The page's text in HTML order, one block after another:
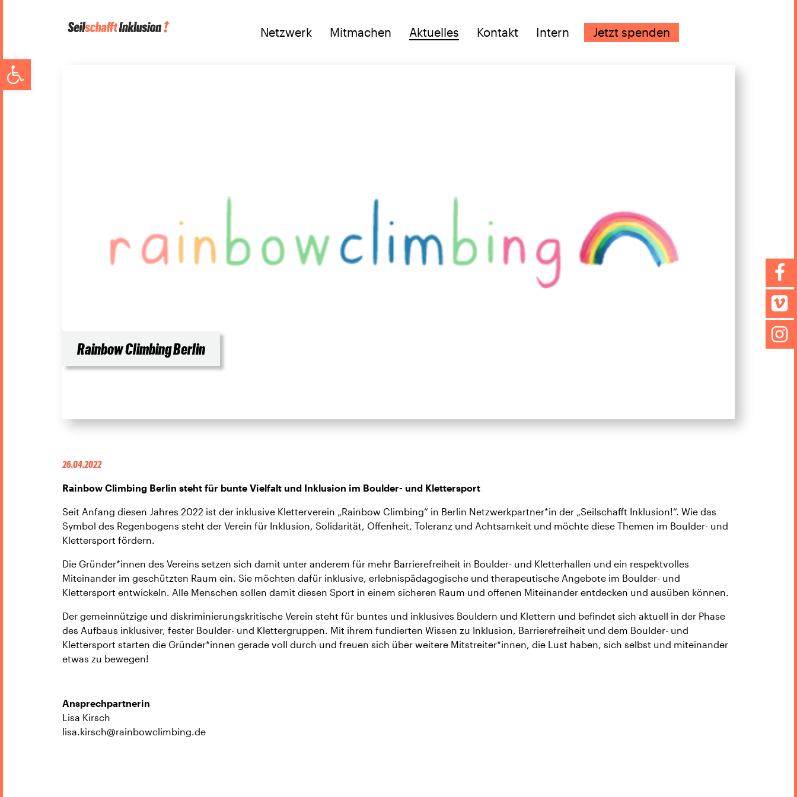
Open toolbar
Netzwerk Mitmachen Aktuelles Kontakt Intern Jetzt spenden
Rainbow Climbing Berlin
26.04.2022
Rainbow Climbing Berlin steht für bunte Vielfalt und Inklusion im Boulder- und Klettersport
Seit Anfang diesen Jahres 2022 ist der inklusive Kletterverein „Rainbow Climbing“ in Berlin Netzwerkpartner*in der „Seilschafft Inklusion!“. Wie das
Symbol des Regenbogens steht der Verein für Inklusion, Solidarität, Offenheit, Toleranz und Achtsamkeit und möchte diese Themen im Boulder- und
Klettersport fördern.
Die Gründer*innen des Vereins setzen sich damit unter anderem für mehr Barrierefreiheit in Boulder- und Kletterhallen und ein respektvolles
Miteinander im geschützten Raum ein. Sie möchten dafür inklusive, erlebnispädagogische und therapeutische Angebote im Boulder- und
Klettersport entwickeln. Alle Menschen sollen damit diesen Sport in einem sicheren Raum und offenen Miteinander entdecken und ausüben können.
Der gemeinnützige und diskriminierungskritische Verein steht für buntes und inklusives Bouldern und Klettern und befindet sich aktuell in der Phase
des Aufbaus inklusiver, fester Boulder- und Klettergruppen. Mit ihrem fundierten Wissen zu Inklusion, Barrierefreiheit und dem Boulder- und
Klettersport starten die Gründer*innen gerade voll durch und freuen sich über weitere Mitstreiter*innen, die Lust haben, sich selbst und miteinander
etwas zu bewegen!
Ansprechpartnerin
Lisa Kirsch
lisa.kirsch@rainbowclimbing.de